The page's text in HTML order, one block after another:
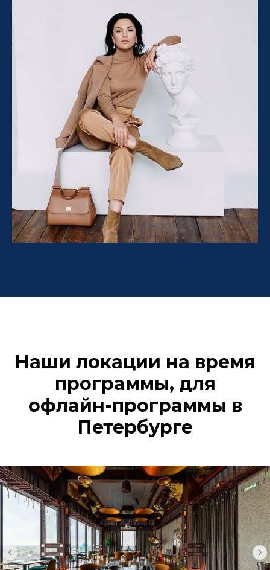
Наши локации на время
программы, для
офлайн-программы в
Петербурге